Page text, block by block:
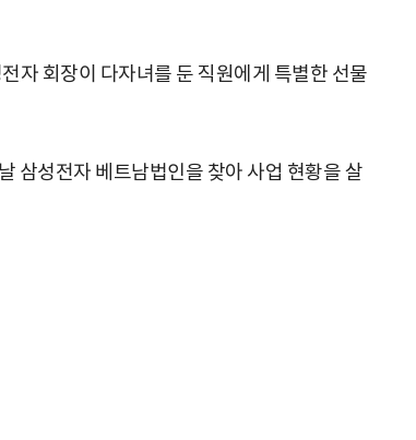
자 회장이 다자녀를 둔 직원에게 특별한 선물
삼성전자 베트남법인을 찾아 사업 현황을 살